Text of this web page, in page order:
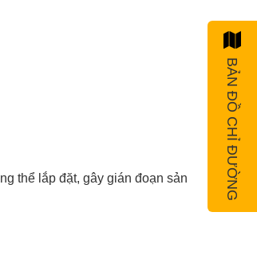
thể lắp đặt, gây gián đoạn sản
BẢN ĐỒ CHỈ ĐƯỜNG